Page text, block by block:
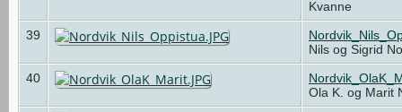
Kvanne
39
Nils og Sigrid
40
Ola K. og Marit